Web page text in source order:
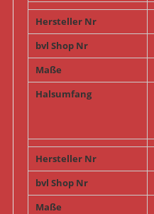
Hersteller Nr
bvl Shop Nr
Maße
Halsumfang
Hersteller Nr
bvl Shop Nr
Maße